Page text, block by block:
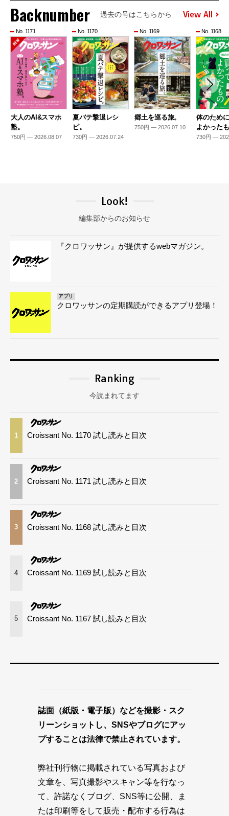
Backnumber 過去の号はこちらから View All
No. 1171
大人のAI&スマホ
塾。
750円 — 2026.08.07
No. 1170
夏バテ撃退レシ
ピ。
730円 — 2026.07.24
No. 1169
郷土を巡る旅。
750円 — 2026.07.10
No. 1168
体のため
よかった
730円 —
Look!
編集部からのお知らせ
『クロワッサン』が提供するwebマガジン。
アプリ
クロワッサンの定期購読ができるアプリ登場！
Ranking
今読まれてます
1 Croissant No. 1170 試し読みと目次
2 Croissant No. 1171 試し読みと目次
3 Croissant No. 1168 試し読みと目次
4 Croissant No. 1169 試し読みと目次
5 Croissant No. 1167 試し読みと目次
誌面（紙版・電子版）などを撮影・スク
リーンショットし、SNSやブログにアッ
プすることは法律で禁止されています。
弊社刊行物に掲載されている写真および
文章を、写真撮影やスキャン等を行なっ
て、許諾なくブログ、SNS等に公開、ま
たは印刷等をして販売・配布する行為は